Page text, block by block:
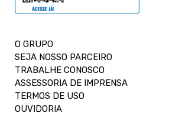
O GRUPO
SEJA NOSSO PARCEIRO
TRABALHE CONOSCO
ASSESSORIA DE IMPRENSA
TERMOS DE USO
OUVIDORIA